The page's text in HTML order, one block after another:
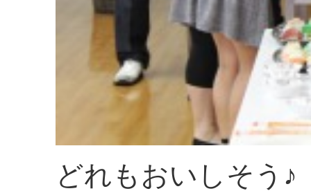
どれもおいしそう♪